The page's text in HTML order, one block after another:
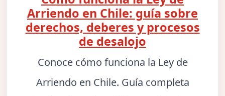
Arriendo en Chile: guía sobre
derechos, deberes y procesos
de desalojo
Conoce cómo funciona la Ley de
Arriendo en Chile. Guía completa